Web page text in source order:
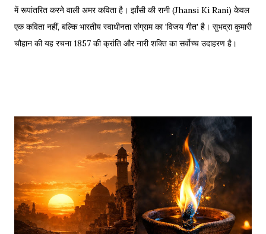
में रूपांतरित करने वाली अमर कविता है। झाँसी की रानी (Jhansi Ki Rani) केवल
एक कविता नहीं, बल्कि भारतीय स्वाधीनता संग्राम का 'विजय गीत' है। सुभद्रा कुमारी
चौहान की यह रचना 1857 की क्रांति और नारी शक्ति का सर्वोच्च उदाहरण है।
अपनी इच्छा से विद्रोह किया और इतिहास बदल दिया, ठीक वैसे ही जैसे हमने कुछ
औरतों की विद्रोही कहानियों में पढ़ा है। Exam Relevance (UPSC / NET
/ Academic) विषय: 1857 का स्वतंत्रता संग्राम (History) साहित्य: वीर रस
और राष्ट्रीय सांस्कृतिक काव्यधारा (Hindi Literature) महत्व: ...